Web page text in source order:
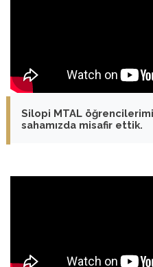
Silopi MTAL
sahamızda misafir ettik.